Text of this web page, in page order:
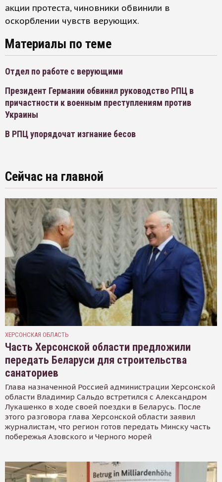
акции протеста, чиновники обвинили в
оскорблении чувств верующих.
Материалы по теме
Отдел по работе с верующими
Президент Германии обвинил руководство РПЦ в
причастности к военным преступлениям против
Украины
В РПЦ упорядочат изгнание бесов
Сейчас на главной
ХЕРСОНСКАЯ ОБЛАСТЬ
Часть Херсонской области предложили
передать Беларуси для строительства
санаториев
Глава назначенной Россией администрации Херсонской
области Владимир Сальдо встретился с Александром
Лукашенко в ходе своей поездки в Беларусь. После
этого разговора глава Херсонской области заявил
журналистам, что регион готов передать Минску часть
побережья Азовского и Черного морей